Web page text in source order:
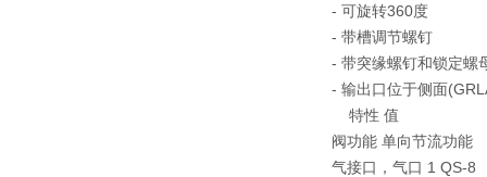
- 可旋转360度
- 带槽调节螺钉
- 带突缘螺钉和锁定螺
- 输出口位于侧面
特性 值
阀功能 单向节流功能
气接口，气口 1 QS-8